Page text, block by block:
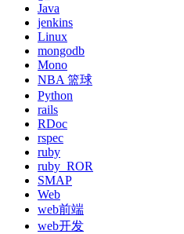
Java
jenkins
Linux
mongodb
Mono
NBA 篮球
Python
rails
RDoc
rspec
ruby
ruby_ROR
SMAP
Web
web前端
web开发